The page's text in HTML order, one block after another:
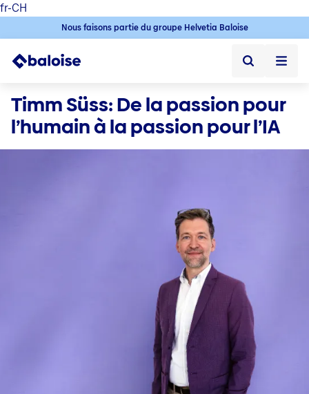
fr-CH
Nous faisons partie du groupe Helvetia Baloise
Home
Home ➞
Durabilité
Durabilité ➞
Baloise en tant qu' employeur
Professionnel·les expérimenté·es​
Carrière dans le service externe
Jobs en nos sociétés nationales
Timm Süss: De la passion pour
l’humain à la passion pour l’IA